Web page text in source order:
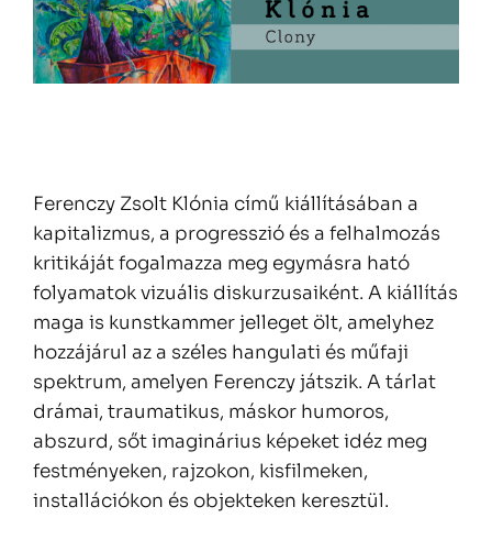
Ferenczy Zsolt Klónia című kiállításában a
kapitalizmus, a progresszió és a felhalmozás
kritikáját fogalmazza meg egymásra ható
folyamatok vizuális diskurzusaiként. A kiállítás
maga is kunstkammer jelleget ölt, amelyhez
hozzájárul az a széles hangulati és műfaji
spektrum, amelyen Ferenczy játszik. A tárlat
drámai, traumatikus, máskor humoros,
abszurd, sőt imaginárius képeket idéz meg
festményeken, rajzokon, kisfilmeken,
installációkon és objekteken keresztül.